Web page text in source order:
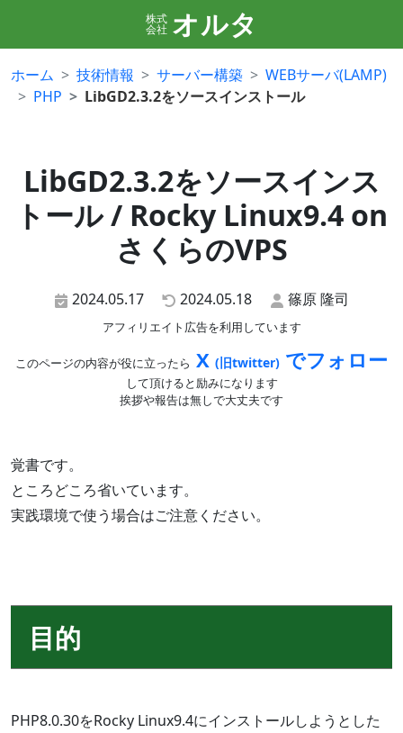
株式
会社 オルタ
ホーム 技術情報 サーバー構築
WEBサーバ(LAMP)
PHP
LibGD2.3.2をソースインストール
LibGD2.3.2をソースインス
トール / Rocky Linux9.4 on
さくらのVPS
2024.05.17 2024.05.18 篠原 隆司
アフィリエイト広告を利用しています
このページの内容が役に立ったら X (旧twitter) でフォロー
して頂けると励みになります
挨拶や報告は無しで大丈夫です
覚書です。
ところどころ省いています。
実践環境で使う場合はご注意ください。
目的
PHP8.0.30をRocky Linux9.4にインストールしようとした